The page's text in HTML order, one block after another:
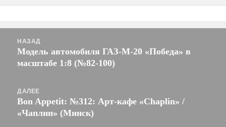
НАЗАД
Предыдущая
запись:
Модель автомобиля ГАЗ-М-20 «Победа» в
масштабе 1:8 (№82-100)
ДАЛЕЕ
Следующая
запись:
Bon Appetit: №312: Арт-кафе «Chaplin» /
«Чаплин» (Минск)